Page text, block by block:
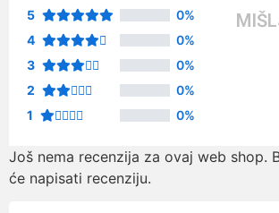
5
0%
4
0%
3
0%
2
0%
1
0%
Još nema recenzija za ovaj web shop.
će napisati recenziju.